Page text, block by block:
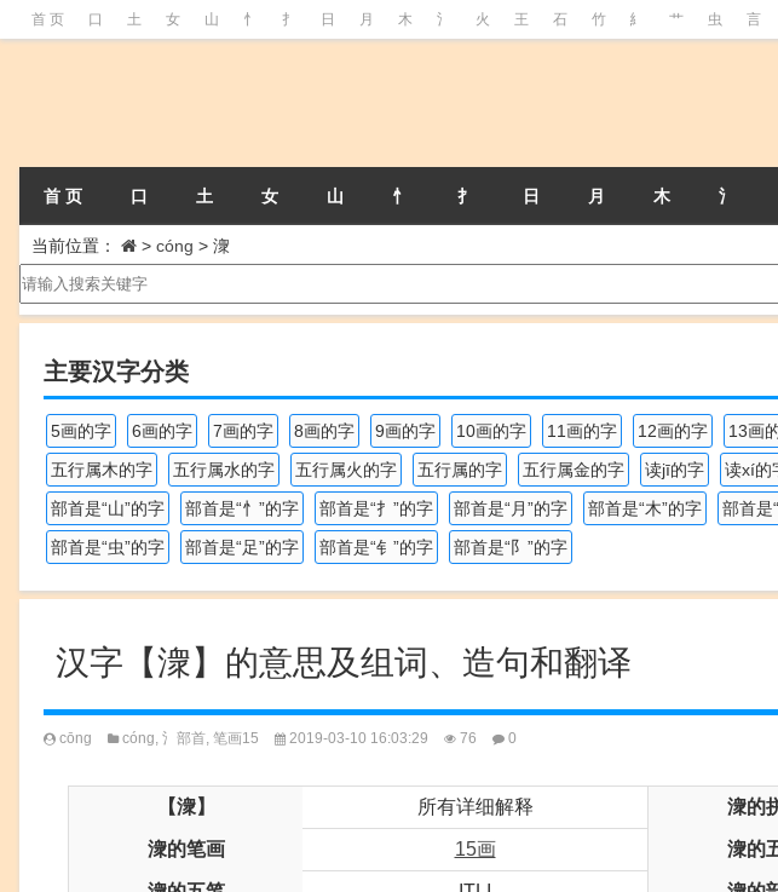
首 页 口 土 女 山 忄 扌 日 月 木 氵 火 王 石 竹 糹 艹 虫 言
首 页 口 土 女 山 忄 扌 日 月 木 氵
当前位置： > cóng > 潨
主要汉字分类
5画的字 6画的字 7画的字 8画的字 9画的字 10画的字 11画的字 12画的字 13画
五行属木的字
五行属水的字 五行属火的字 五行属的字 五行属金的字 读jī的字 读xí的
部首是“山”的字
部首是“忄”的字 部首是“扌”的字 部首是“月”的字 部首是“木”的字 部首是
部首是“虫”的字
部首是“足”的字 部首是“钅”的字 部首是“阝”的字
汉字【潨】的意思及组词、造句和翻译
cōng cóng, 氵部首, 笔画15 2019-03-10 16:03:29 76 0
【潨】 所有详细解释 潨的
潨的笔画 15画 潨的